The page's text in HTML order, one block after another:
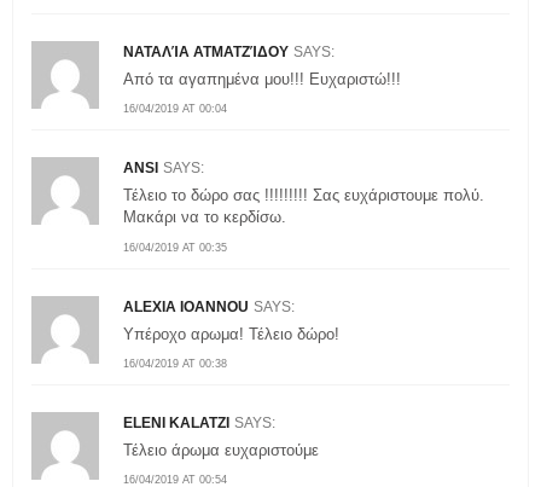
ΝΑΤΑΛΊΑ ΑΤΜΑΤΖΊΔΟΥ SAYS:
16/04/2019 AT 00:04
Από τα αγαπημένα μου!!! Ευχαριστώ!!!
ΑNSI SAYS:
16/04/2019 AT 00:35
Τέλειο το δώρο σας !!!!!!!!! Σας ευχάριστουμε πολύ.
Μακάρι να το κερδίσω.
ALEXIA IOANNOU SAYS:
16/04/2019 AT 00:38
Υπέροχο αρωμα! Τέλειο δώρο!
ELENI KALATZI SAYS:
16/04/2019 AT 00:54
Τέλειο άρωμα ευχαριστούμε